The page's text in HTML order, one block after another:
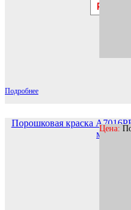
RAL
Подробнее
Порошковая краска
Цена: